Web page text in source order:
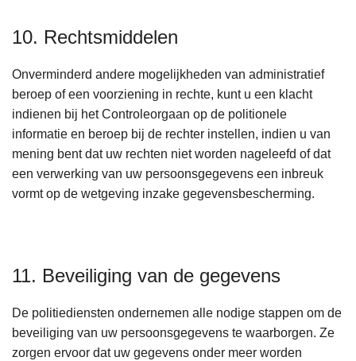
10. Rechtsmiddelen
Onverminderd andere mogelijkheden van administratief
beroep of een voorziening in rechte, kunt u een klacht
indienen bij het Controleorgaan op de politionele
informatie en beroep bij de rechter instellen, indien u van
mening bent dat uw rechten niet worden nageleefd of dat
een verwerking van uw persoonsgegevens een inbreuk
vormt op de wetgeving inzake gegevensbescherming.
11. Beveiliging van de gegevens
De politiediensten ondernemen alle nodige stappen om de
beveiliging van uw persoonsgegevens te waarborgen. Ze
zorgen ervoor dat uw gegevens onder meer worden